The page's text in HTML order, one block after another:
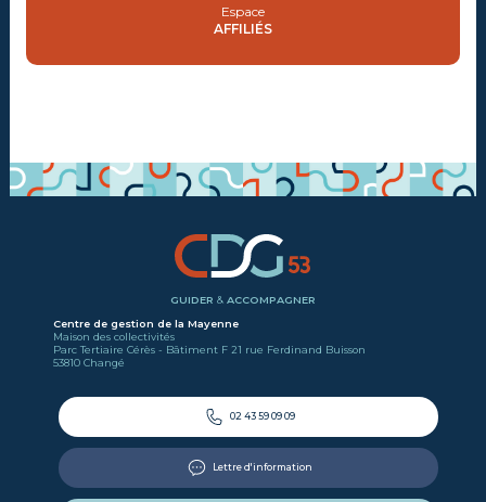
Espace
AFFILIÉS
GUIDER & ACCOMPAGNER
Centre de gestion de la Mayenne
Maison des collectivités
Parc Tertiaire Cérès - Bâtiment F 21 rue Ferdinand Buisson
53810 Changé
02 43 59 09 09
Lettre d'information